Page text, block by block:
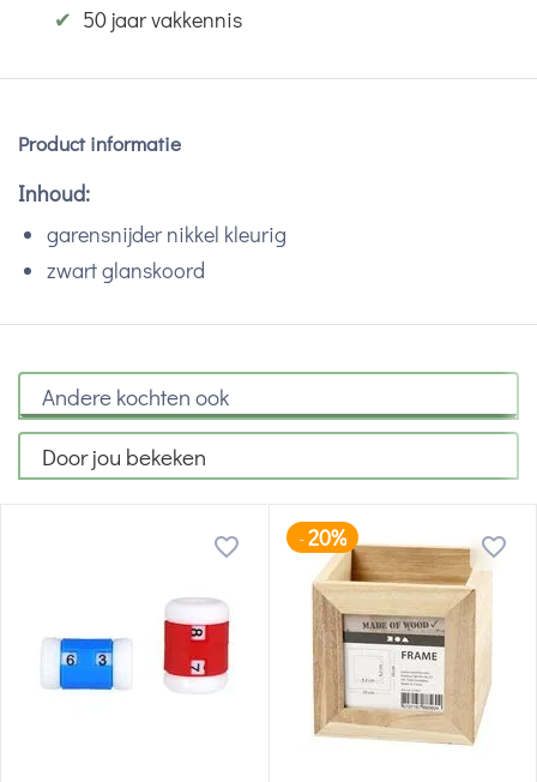
✔ 50 jaar vakkennis
Product informatie
Inhoud:
garensnijder nikkel kleurig
zwart glanskoord
Andere kochten ook
Door jou bekeken
-20%